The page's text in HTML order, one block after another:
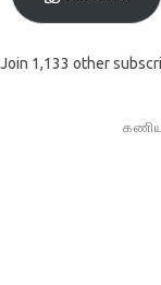
Join 1,133 other